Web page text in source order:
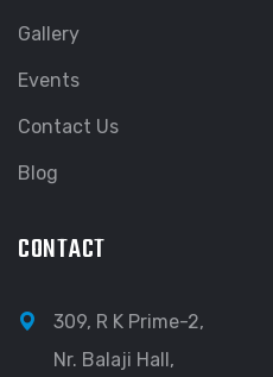
Gallery
Events
Contact Us
Blog
CONTACT
309, R K Prime-2,
Nr. Balaji Hall,